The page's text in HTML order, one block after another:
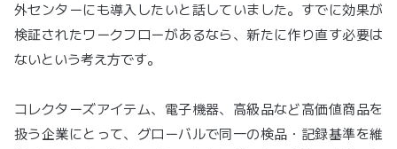
外センターにも導入したいと話していました。すでに効果が
検証されたワークフローがあるなら、新たに作り直す必要は
ないという考え方です。
コレクターズアイテム、電子機器、高級品など高価値商品を
扱う企業にとって、グローバルで同一の検品・記録基準を維